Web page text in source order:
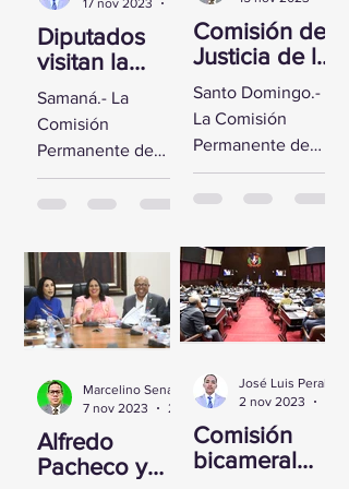
Diputados
visitan la
Fortaleza de
Santa
Bárbara de
Samaná
Samaná.- La
Comisión
Permanente de
Derechos
Humanos de la
Diputados visitó la
Fortaleza de Santa
Bárbara de
Samaná, a fin de...
Comisión de
Justicia de la
CD se reúne
con Yeni
Berenice
Reynoso
Santo Domingo.-
La Comisión
Permanente de
Justicia de la
Cámara de
un encuentro con
la Directora de
Persecución del...
Alfredo
Pacheco y
Marcelino Sena
7 nov 2023
Comisión
bicameral
José Luis Peralta
2 nov 2023